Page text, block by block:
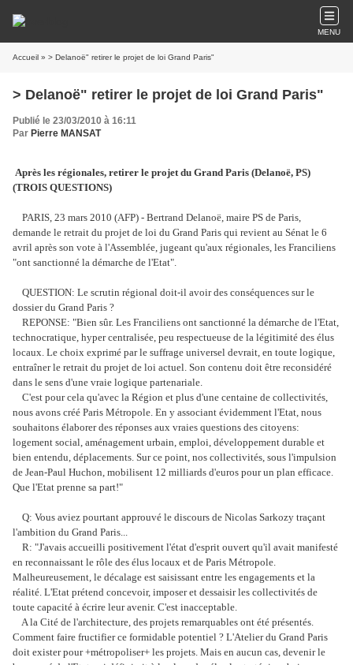
MENU
Accueil » > Delanoë" retirer le projet de loi Grand Paris"
> Delanoë" retirer le projet de loi Grand Paris"
Publié le 23/03/2010 à 16:11
Par Pierre MANSAT
Après les régionales, retirer le projet du Grand Paris (Delanoë, PS)
(TROIS QUESTIONS)
PARIS, 23 mars 2010 (AFP) - Bertrand Delanoë, maire PS de Paris,
demande le retrait du projet de loi du Grand Paris qui revient au Sénat le 6
avril après son vote à l'Assemblée, jugeant qu'aux régionales, les Franciliens
"ont sanctionné la démarche de l'Etat".
QUESTION: Le scrutin régional doit-il avoir des conséquences sur le
dossier du Grand Paris ?
REPONSE: "Bien sûr. Les Franciliens ont sanctionné la démarche de l'Etat,
technocratique, hyper centralisée, peu respectueuse de la légitimité des élus
locaux. Le choix exprimé par le suffrage universel devrait, en toute logique,
entraîner le retrait du projet de loi actuel. Son contenu doit être reconsidéré
dans le sens d'une vraie logique partenariale.
C'est pour cela qu'avec la Région et plus d'une centaine de collectivités,
nous avons créé Paris Métropole. En y associant évidemment l'Etat, nous
souhaitons élaborer des réponses aux vraies questions des citoyens:
logement social, aménagement urbain, emploi, développement durable et
bien entendu, déplacements. Sur ce point, nos collectivités, sous l'impulsion
de Jean-Paul Huchon, mobilisent 12 milliards d'euros pour un plan efficace.
Que l'Etat prenne sa part!"
Q: Vous aviez pourtant approuvé le discours de Nicolas Sarkozy traçant
l'ambition du Grand Paris...
R: "J'avais accueilli positivement l'état d'esprit ouvert qu'il avait manifesté
en reconnaissant le rôle des élus locaux et de Paris Métropole.
Malheureusement, le décalage est saisissant entre les engagements et la
réalité. L'Etat prétend concevoir, imposer et dessaisir les collectivités de
toute capacité à écrire leur avenir. C'est inacceptable.
A la Cité de l'architecture, des projets remarquables ont été présentés.
Comment faire fructifier ce formidable potentiel ? L'Atelier du Grand Paris
doit exister pour +métropoliser+ les projets. Mais en aucun cas, devenir le